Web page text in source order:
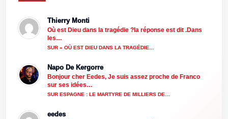
Thierry Monti
Où est Dieu dans la tragédie ?la réponse est dit .Dans
les…
SUR « OÙ EST DIEU DANS LA TRAGÉDIE…
Napo De Kergorre
Bonjour cher Eedes, Je suis assez proche de Franco
sur ses idées…
SUR ESPAGNE : LE MARTYRE DE MILLIERS DE…
eedes